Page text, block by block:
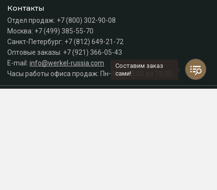
Контакты
Отдел продаж: +7 (800) 302-90-08
Москва: +7 (499) 385-55-70
Санкт-Петербург: +7 (812) 649-21-72
Оптовые заказы: +7 (921) 366-05-43
E-mail: info@werkel-russia.com
Часы работы офиса продаж: Пн–Пт с 10:00 до 18:00
Составим заказ
сами!